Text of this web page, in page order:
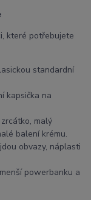
které potřebujete
standardní
kapsička na
malý
balení krému.
obvazy, náplasti
powerbanku a